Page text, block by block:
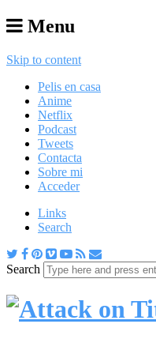
Menu
Skip to content
Pelis en casa
Anime
Netflix
Podcast
Tweets
Contacta
Sobre mi
Acceder
Links
Search
Search